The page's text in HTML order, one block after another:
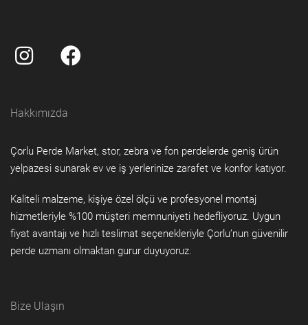
Hakkımızda
Çorlu Perde Market, stor, zebra ve fon perdelerde geniş ürün
yelpazesi sunarak ev ve iş yerlerinize zarafet ve konfor katıyor.
Kaliteli malzeme, kişiye özel ölçü ve profesyonel montaj
hizmetleriyle %100 müşteri memnuniyeti hedefliyoruz. Uygun
fiyat avantajı ve hızlı teslimat seçenekleriyle Çorlu’nun güvenilir
perde uzmanı olmaktan gurur duyuyoruz.
Bize Ulaşın